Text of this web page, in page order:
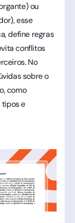
ou
esse
define regras
conflitos
No
sobre o
como
tipos e